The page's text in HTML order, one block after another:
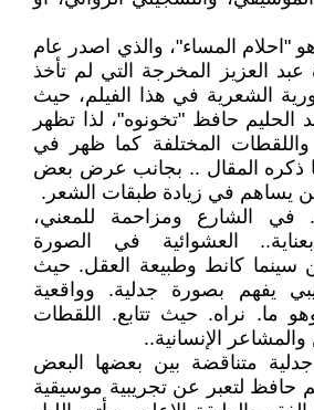
"احلام المساء"، والذي اصدر عام
عبد العزيز المخرجة التي لم تأخذ
الشعرية في هذا الفيلم، حيث
الحليم حافظ "تخونوه"، لذا تظهر
واللقطات المختلفة كما ظهر في
ذكره المقال .. بجانب عرض بعض
يساهم في زيادة طبقات الشعر.
في الشارع ومزاحمة للمعني،
العشوائية في الصورة
سينما كانط وطبيعة العقل. حيث
يفهم بصورة جدلية. وواقعية
ما. نراه. حيث تتابع. اللقطات
الإنسانية..
متناقضة بين بعضها البعض
حافظ لتعبر عن تجريبية موسيقية